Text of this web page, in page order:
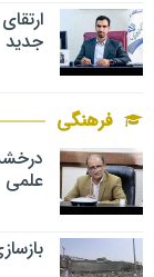
جدید
فرهنگی
علمی